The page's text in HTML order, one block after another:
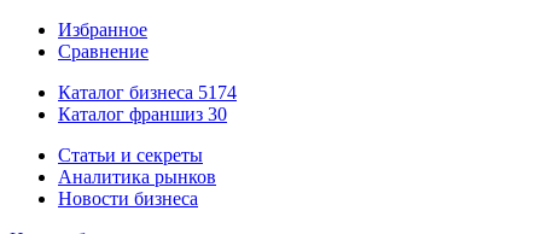
Избранное
Сравнение
Каталог бизнеса 5174
Каталог франшиз 30
Статьи и секреты
Аналитика рынков
Новости бизнеса